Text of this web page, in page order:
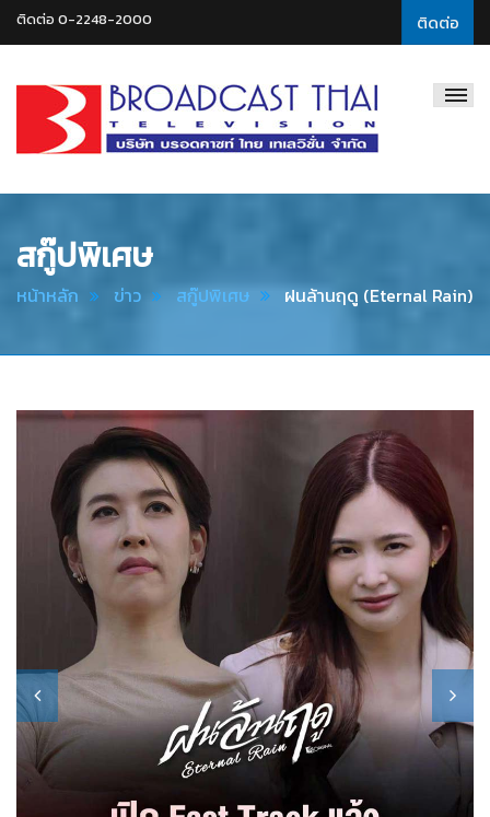
ติดต่อ
ติดต่อ 0-2248-2000
Thai
สกู๊ปพิเศษ
หน้าหลัก ข่าว สกู๊ปพิเศษ ฝนล้านฤดู (Eternal Rain)